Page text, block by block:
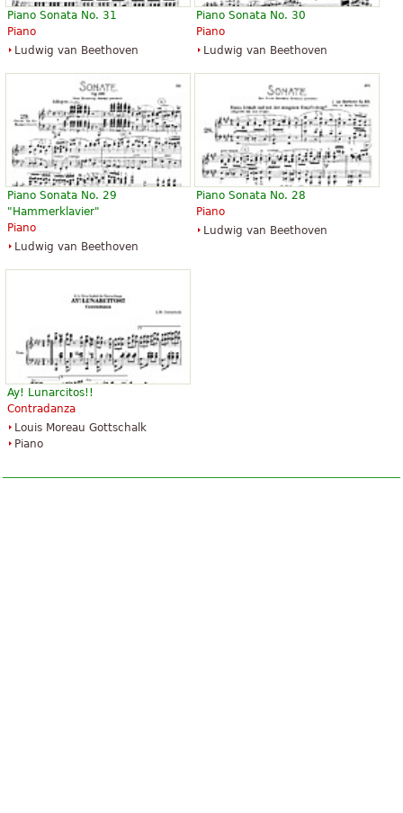
Piano Sonata No. 31
Piano
Ludwig van Beethoven
Piano Sonata No. 30
Piano
Ludwig van Beethoven
Piano Sonata No. 29
"Hammerklavier"
Piano
Ludwig van Beethoven
Piano Sonata No. 28
Piano
Ludwig van Beethoven
Ay! Lunarcitos!!
Contradanza
Louis Moreau Gottschalk
Piano